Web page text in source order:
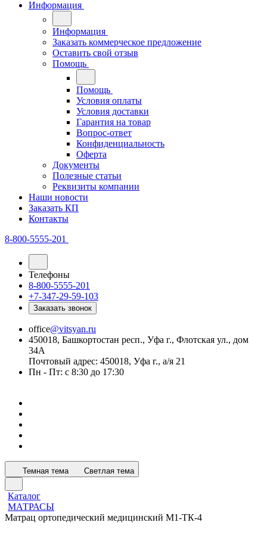
Информация
Информация
Заказать коммерческое предложение
Оставить свой отзыв
Помощь
Помощь
Условия оплаты
Условия доставки
Гарантия на товар
Вопрос-ответ
Конфиденциальность
Оферта
Документы
Полезные статьи
Реквизиты компании
Наши новости
Заказать КП
Контакты
8-800-5555-201
Телефоны
8-800-5555-201
+7-347-29-59-103
Заказать звонок
office@vitsyan.ru
450018, Башкортостан респ., Уфа г., Флотская ул., дом
34А
Почтовый адрес: 450018, Уфа г., а/я 21
Пн - Пт: с 8:30 до 17:30
Темная тема Светлая тема
Каталог
МАТРАСЫ
Матрац ортопедический медицинский М1-ТК-4